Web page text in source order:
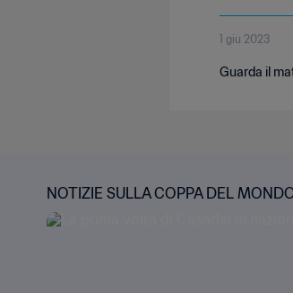
1 giu 2023
Guarda il
NOTIZIE SULLA COPPA DEL